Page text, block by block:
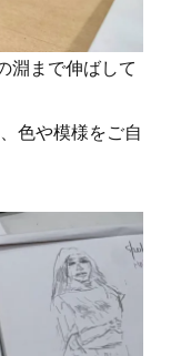
淵まで伸ばして
色や模様をご自